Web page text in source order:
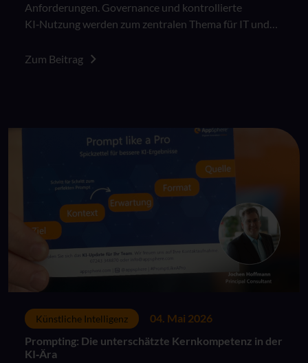
Anforderungen. Governance und kontrollierte
KI‑Nutzung werden zum zentralen Thema für IT und
Zum Beitrag
Künstliche Intelligenz
04. Mai 2026
Prompting: Die unterschätzte Kernkompetenz in der
KI‑Ära